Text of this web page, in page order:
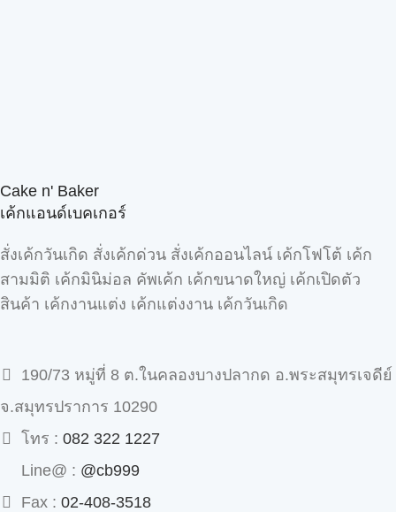
Cake n' Baker
เค้กแอนด์เบคเกอร์
สั่งเค้กวันเกิด สั่งเค้กด่วน สั่งเค้กออนไลน์ เค้กโฟโต้ เค้ก
สามมิติ เค้กมินิม่อล คัพเค้ก เค้กขนาดใหญ่ เค้กเปิดตัว
สินค้า เค้กงานแต่ง เค้กแต่งงาน เค้กวันเกิด
190/73 หมู่ที่ 8 ต.ในคลองบางปลากด อ.พระสมุทรเจดีย์
จ.สมุทรปราการ 10290
โทร : 082 322 1227
Line@ : @cb999
Fax : 02-408-3518